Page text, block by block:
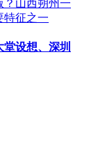
？山西朔州一
特征之一
设想、深圳